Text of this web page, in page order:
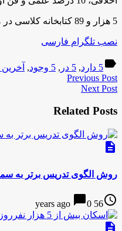
5 هزار و 89 کتابخانه کلاسی در مدارس شهرستان های استان تهران وجود دارد
نصب تلگرام فارسی
label5 دارد , 5 در , 5 وجود ,
Previous Post
Next Post
Related Posts
description
روش الگوی تدریس برتر به
access_time
56 years ago
chat_bubble0
description